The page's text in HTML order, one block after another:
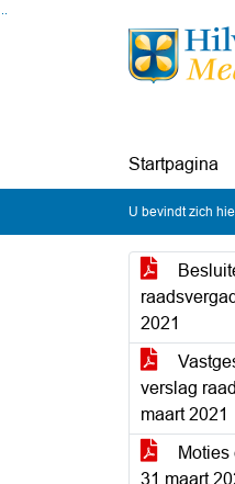
Ga naar de inhoud van deze
Ga naar het zoeken
Ga naar het menu
Startpagina
U bevindt zich
2021
verslag
maart 2021
Moties
31 maart